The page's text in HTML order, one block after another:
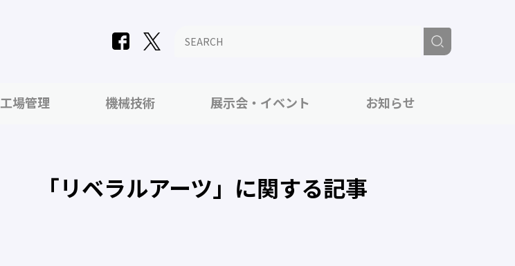
工場管理 機械技術 展示会・イベント お知らせ
「リベラルアーツ」に関する記事